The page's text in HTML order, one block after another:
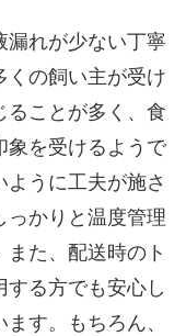
漏れが少ない丁寧
くの飼い主が受け
ることが多く、食
象を受けるようで
うに工夫が施さ
っかりと温度管理
た、配送時のト
する方でも安心し
す。もちろん、